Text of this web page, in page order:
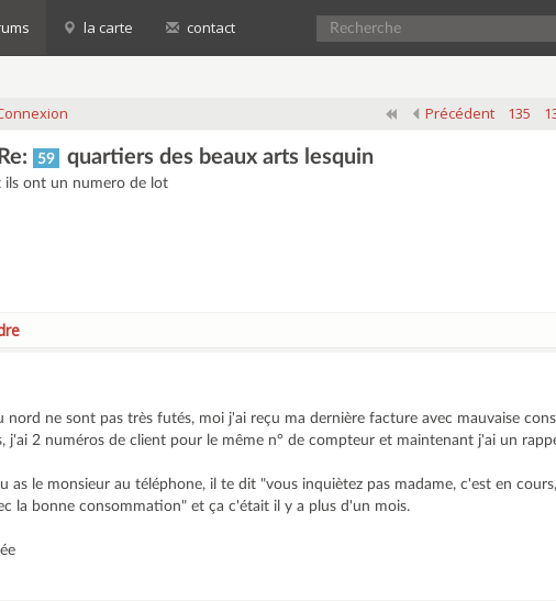
la carte contact
Précédent 135
Re: 59 quartiers des beaux arts lesquin
ils ont un numero de lot
nord ne sont pas très futés, moi j'ai reçu ma dernière facture avec mauvaise
j'ai 2 numéros de client pour le même n° de compteur et maintenant j'ai un
as le monsieur au téléphone, il te dit "vous inquiètez pas madame, c'est en
la bonne consommation" et ça c'était il y a plus d'un mois.